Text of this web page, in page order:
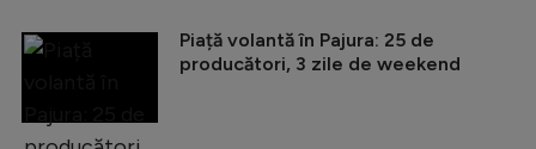
Piață volantă în Pajura: 25 de
producători, 3 zile de weekend